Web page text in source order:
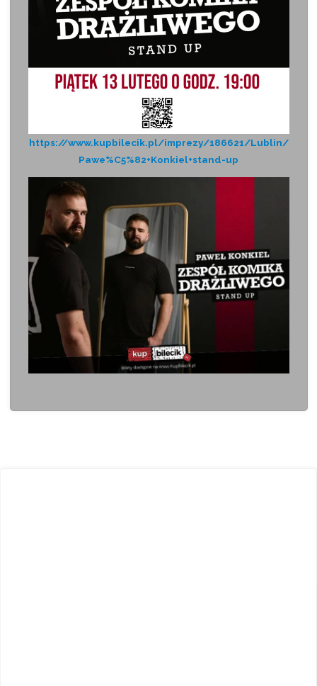
https://www.kupbilecik.pl/imprezy/186621/Lublin/
Pawe%C5%82+Konkiel+stand-up